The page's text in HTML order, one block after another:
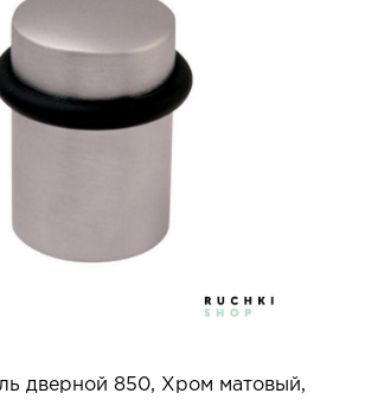
дверной 850, Хром матовый,